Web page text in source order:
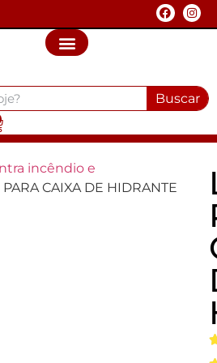
Buscar
incêndio e
PARA CAIXA DE HIDRANTE